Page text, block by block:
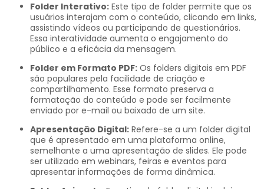
Folder Interativo: Este tipo de folder permite que os
usuários interajam com o conteúdo, clicando em links,
assistindo vídeos ou participando de questionários.
Essa interatividade aumenta o engajamento do
público e a eficácia da mensagem.
Folder em Formato PDF: Os folders digitais em PDF
são populares pela facilidade de criação e
compartilhamento. Esse formato preserva a
formatação do conteúdo e pode ser facilmente
enviado por e-mail ou baixado de um site.
Apresentação Digital: Refere-se a um folder digital
que é apresentado em uma plataforma online,
semelhante a uma apresentação de slides. Ele pode
ser utilizado em webinars, feiras e eventos para
apresentar informações de forma dinâmica.